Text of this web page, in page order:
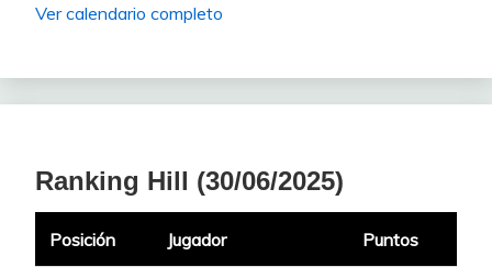
Ver calendario completo
Ranking Hill (30/06/2025)
Posición Jugador Puntos